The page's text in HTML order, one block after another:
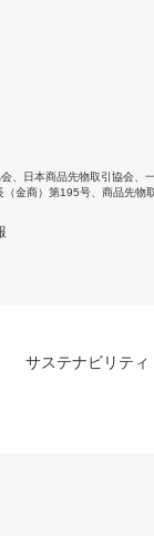
日本商品先物取引協会
金商）第195号、商品先物
サステナビリティ